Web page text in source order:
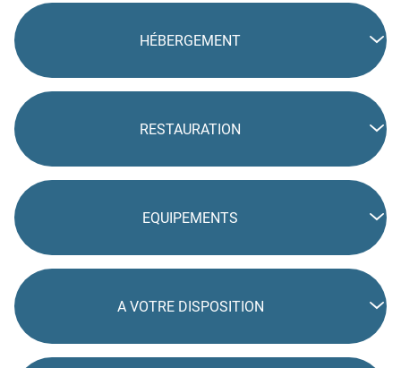
HÉBERGEMENT
RESTAURATION
EQUIPEMENTS
A VOTRE DISPOSITION